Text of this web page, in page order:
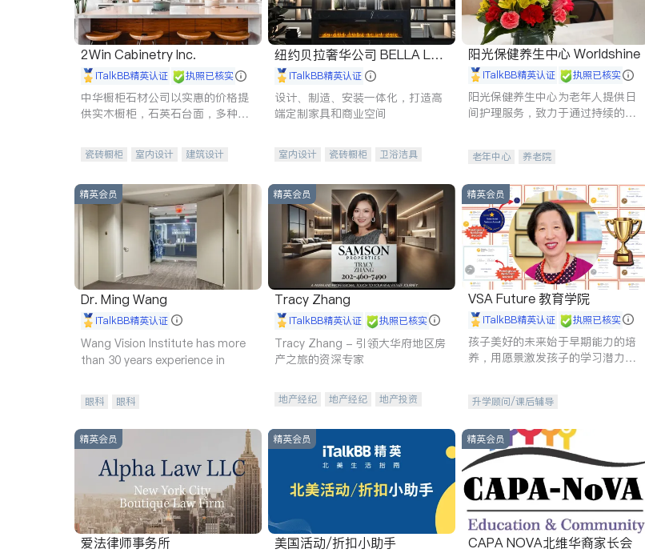
2Win Cabinetry Inc.
iTalkBB精英认证 执照已核实
中华橱柜石材公司以实惠的价格提
供实木橱柜，石英石台面，多种优
机。品质厨房，家的选择。
瓷砖橱柜 室内设计
建筑设计
纽约贝拉奢华公司 BELLA LUX
E iTalkBB精英认证
设计、制造、安装一体化，打造高
端定制家具和商业空间
室内设计 瓷砖橱柜
卫浴洁具
室内装修
阳光保健养生中心 Worldshine
iTalkBB精英认证 执照已核实
阳光保健养生中心为老年人提供日
间护理服务，致力于通过持续的护
老年中心 养老院
精英会员
Dr. Ming Wang
iTalkBB精英认证
Wang Vision Institute has more
than 30 years experience in
眼科 眼科
精英会员
Tracy Zhang
iTalkBB精英认证 执照已核实
Tracy Zhang - 引领大华府地区房
产之旅的资深专家
地产经纪 地产经纪
地产投资
精英会员
VSA Future 教育学院
iTalkBB精英认证 执照已核实
孩子美好的未来始于早期能力的培
养，用愿景激发孩子的学习潜力和
升学顾问/课后辅导
精英会员
爱法律师事务所
精英会员
美国活动/折扣小助手
精英会员
CAPA NOVA北维华裔家长会